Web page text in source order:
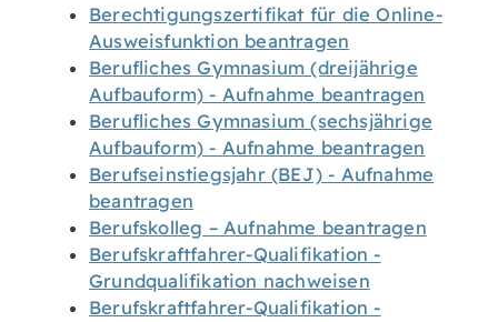
Berechtigungszertifikat für die Online-
Ausweisfunktion beantragen
Berufliches Gymnasium (dreijährige
Aufbauform) - Aufnahme beantragen
Berufliches Gymnasium (sechsjährige
Aufbauform) - Aufnahme beantragen
Berufseinstiegsjahr (BEJ) - Aufnahme
beantragen
Berufskolleg – Aufnahme beantragen
Berufskraftfahrer-Qualifikation -
Grundqualifikation nachweisen
Berufskraftfahrer-Qualifikation -